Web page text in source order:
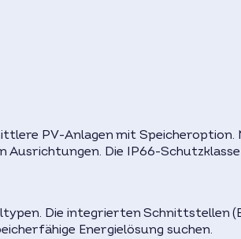
PV-Anlagen mit Speicheroption.
Die IP66-
Die integrierten Schnittstellen
Energielösung suchen.